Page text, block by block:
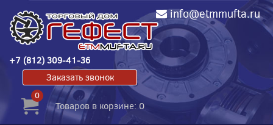
info@etmmufta.ru
+7 (812) 309-41-36
Заказать звонок
0
Товаров в корзине: 0